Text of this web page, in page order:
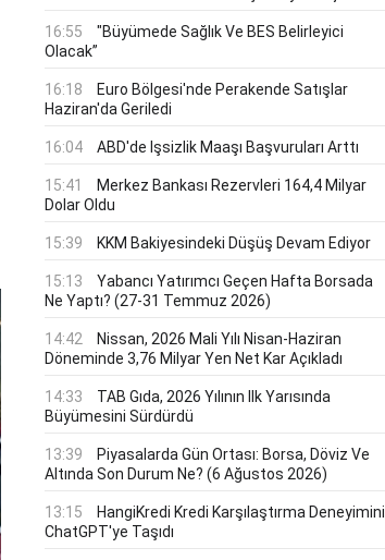
16:55
"Büyümede Sağlık Ve BES Belirleyici
Olacak”
16:18
Euro Bölgesi'nde Perakende Satışlar
Haziran'da Geriledi
16:04 ABD'de Işsizlik Maaşı Başvuruları Arttı
15:41
Merkez Bankası Rezervleri 164,4 Milyar
Dolar Oldu
15:39 KKM Bakiyesindeki Düşüş Devam Ediyor
15:13
Yabancı Yatırımcı Geçen Hafta Borsada
Ne Yaptı? (27-31 Temmuz 2026)
14:42
Nissan, 2026 Mali Yılı Nisan-Haziran
Döneminde 3,76 Milyar Yen Net Kar Açıkladı
14:33
TAB Gıda, 2026 Yılının Ilk Yarısında
Büyümesini Sürdürdü
13:39
Piyasalarda Gün Ortası: Borsa, Döviz Ve
Altında Son Durum Ne? (6 Ağustos 2026)
13:15
HangiKredi Kredi Karşılaştırma Deneyimini
ChatGPT'ye Taşıdı